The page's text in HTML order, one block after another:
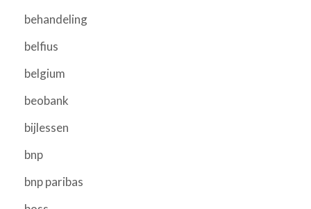
behandeling
belfius
belgium
beobank
bijlessen
bnp
bnp paribas